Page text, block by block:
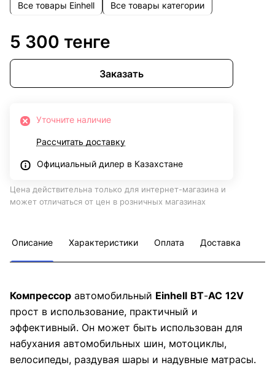
Все товары Einhell Все товары категории
5 300 тенге
Заказать
Уточните наличие
Рассчитать доставку
Официальный дилер в Казахстане
Цена действительна только для интернет-магазина и
может отличаться от цен в розничных магазинах
Описание Характеристики Оплата Доставка
Компрессор автомобильный Einhell BT-AC 12V
прост в использование, практичный и
эффективный. Он может быть использован для
набухания автомобильных шин, мотоциклы,
велосипеды, раздувая шары и надувные матрасы.